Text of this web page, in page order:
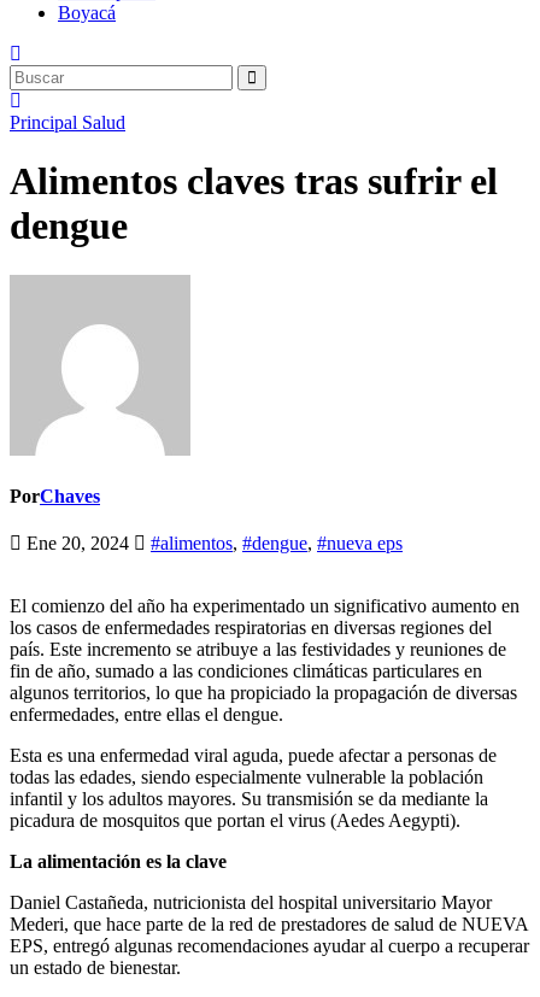
Boyacá
Principal Salud
Alimentos claves tras sufrir el
dengue
PorChaves
Ene 20, 2024 #alimentos, #dengue, #nueva eps
El comienzo del año ha experimentado un significativo aumento en
los casos de enfermedades respiratorias en diversas regiones del
país. Este incremento se atribuye a las festividades y reuniones de
fin de año, sumado a las condiciones climáticas particulares en
algunos territorios, lo que ha propiciado la propagación de diversas
enfermedades, entre ellas el dengue.
Esta es una enfermedad viral aguda, puede afectar a personas de
todas las edades, siendo especialmente vulnerable la población
infantil y los adultos mayores. Su transmisión se da mediante la
picadura de mosquitos que portan el virus (Aedes Aegypti).
La alimentación es la clave
Daniel Castañeda, nutricionista del hospital universitario Mayor
Mederi, que hace parte de la red de prestadores de salud de NUEVA
EPS, entregó algunas recomendaciones ayudar al cuerpo a recuperar
un estado de bienestar.